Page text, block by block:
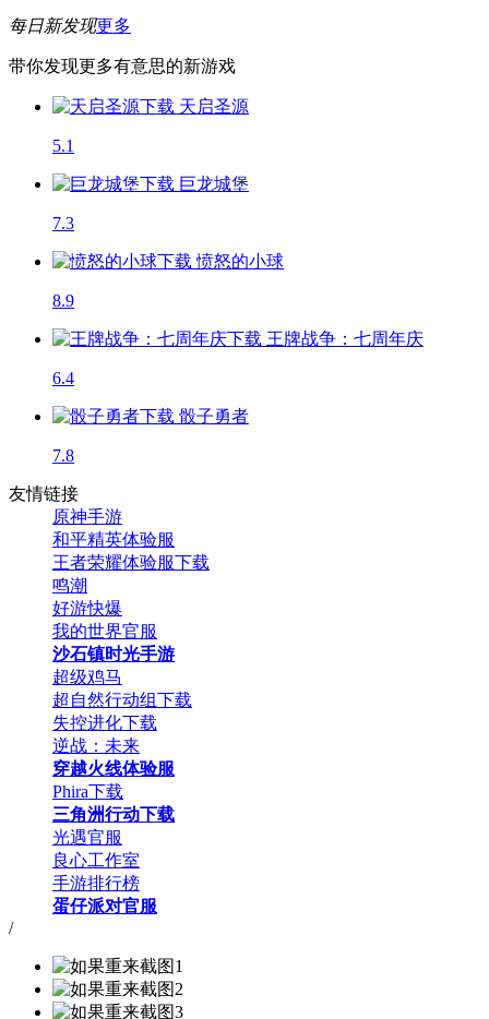
每日新发现更多
带你发现更多有意思的新游戏
天启圣源
5.1
巨龙城堡
7.3
愤怒的小球
8.9
王牌战争：七周年庆
6.4
骰子勇者
7.8
友情链接
原神手游
和平精英体验服
王者荣耀体验服下载
鸣潮
好游快爆
我的世界官服
沙石镇时光手游
超级鸡马
超自然行动组下载
失控进化下载
逆战：未来
穿越火线体验服
Phira下载
三角洲行动下载
光遇官服
良心工作室
手游排行榜
蛋仔派对官服
/